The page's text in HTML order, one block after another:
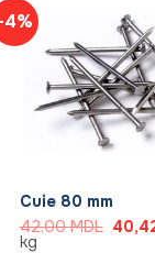
4%
Cuie 80 mm
42,00MDL Prețul
inițial
kg